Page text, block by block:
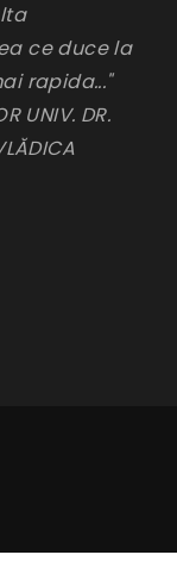
ce duce la
rapida..."
UNIV. DR.